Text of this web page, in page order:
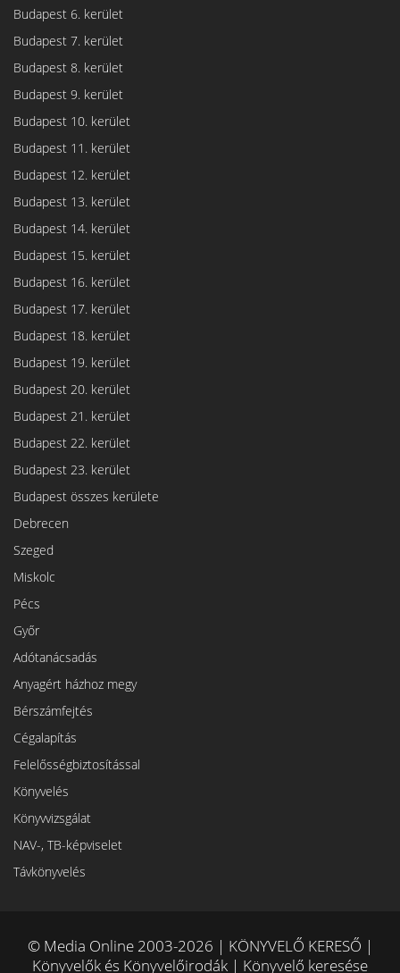
Budapest 6. kerület
Budapest 7. kerület
Budapest 8. kerület
Budapest 9. kerület
Budapest 10. kerület
Budapest 11. kerület
Budapest 12. kerület
Budapest 13. kerület
Budapest 14. kerület
Budapest 15. kerület
Budapest 16. kerület
Budapest 17. kerület
Budapest 18. kerület
Budapest 19. kerület
Budapest 20. kerület
Budapest 21. kerület
Budapest 22. kerület
Budapest 23. kerület
Budapest összes kerülete
Debrecen
Szeged
Miskolc
Pécs
Győr
Adótanácsadás
Anyagért házhoz megy
Bérszámfejtés
Cégalapítás
Felelősségbiztosítással
Könyvelés
Könyvvizsgálat
NAV-, TB-képviselet
Távkönyvelés
© Media Online 2003-2026 | KÖNYVELŐ KERESŐ |
Könyvelők és Könyvelőirodák | Könyvelő keresése